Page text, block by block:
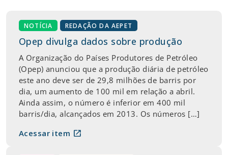
NOTÍCIA REDAÇÃO DA AEPET
Opep divulga dados sobre produção
A Organização do Países Produtores de Petróleo
(Opep) anunciou que a produção diária de petróleo
este ano deve ser de 29,8 milhões de barris por
dia, um aumento de 100 mil em relação a abril.
Ainda assim, o número é inferior em 400 mil
barris/dia, alcançados em 2013. Os números […]
Acessar item open_in_new